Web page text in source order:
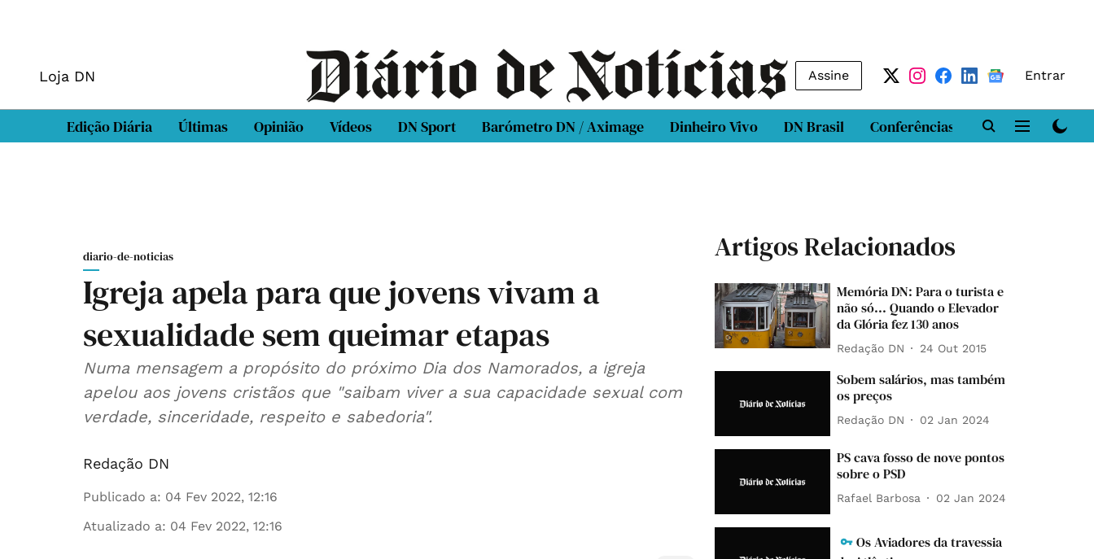
Loja DN Assine Entrar
Edição Diária Últimas Opinião Vídeos DN Sport Barómetro DN / Aximage Dinheiro Vivo DN Brasil Conferências DN LAB
diario-de-noticias
Igreja apela para que jovens vivam a
sexualidade sem queimar etapas
Numa mensagem a propósito do próximo Dia dos Namorados, a igreja
apelou aos jovens cristãos que "saibam viver a sua capacidade sexual com
verdade, sinceridade, respeito e sabedoria".
Redação DN
Publicado a: 04 Fev 2022, 12:16
Atualizado a: 04 Fev 2022, 12:16
Artigos Relacionados
Memória DN: Para o turista e
não só... Quando o Elevador
da Glória fez 130 anos
Redação DN 24 Out 2015
Sobem salários, mas também
os preços
Redação DN 02 Jan 2024
PS cava fosso de nove pontos
sobre o PSD
Rafael Barbosa 02 Jan 2024
Os Aviadores da travessia